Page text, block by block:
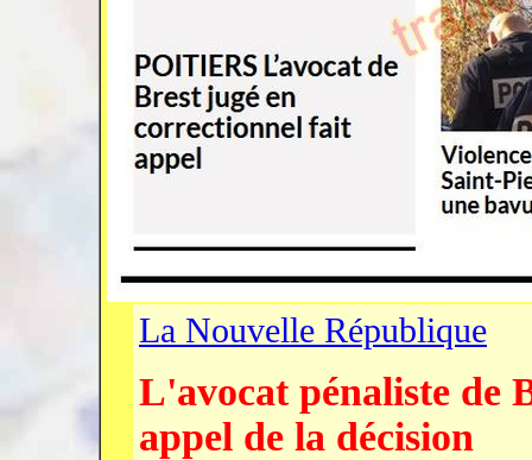
La Nouvelle République
L'avocat pénaliste de
appel de la décision